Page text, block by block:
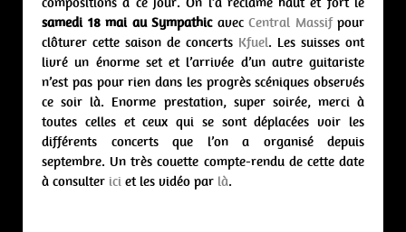
samedi 18 mai au Sympathicavec Central Massifpour
clôturer cette saison de concerts Kfuel. Les suisses ont
livré un énorme set et l’arrivée d’un autre guitariste
n’est pas pour rien dans les progrès scéniques observés
ce soir là. Enorme prestation, super soirée, merci à
toutes celles et ceux qui se sont déplacées voir les
différents concerts que l’on a organisé depuis
septembre. Un très couette compte-rendu de cette date
à consulter ici et les vidéo par là.